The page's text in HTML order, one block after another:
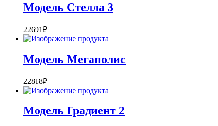
Модель Стелла 3
22691₽
Модель Мегаполис
22818₽
Модель Градиент 2